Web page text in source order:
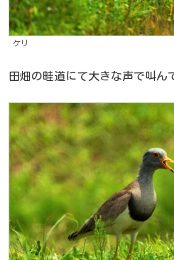
ケリ
田畑の畦道にて大きな声で叫ん